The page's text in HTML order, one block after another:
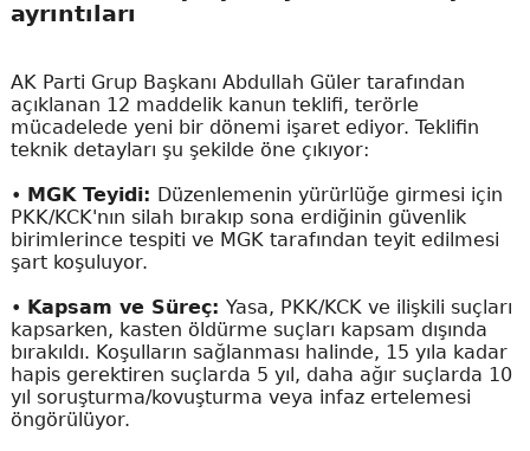
ayrıntıları
AK Parti Grup Başkanı Abdullah Güler tarafından
açıklanan 12 maddelik kanun teklifi, terörle
mücadelede yeni bir dönemi işaret ediyor. Teklifin
teknik detayları şu şekilde öne çıkıyor:
• MGK Teyidi: Düzenlemenin yürürlüğe girmesi için
PKK/KCK'nın silah bırakıp sona erdiğinin güvenlik
birimlerince tespiti ve MGK tarafından teyit edilmesi
şart koşuluyor.
• Kapsam ve Süreç: Yasa, PKK/KCK ve ilişkili suçları
kapsarken, kasten öldürme suçları kapsam dışında
bırakıldı. Koşulların sağlanması halinde, 15 yıla kadar
hapis gerektiren suçlarda 5 yıl, daha ağır suçlarda 10
yıl soruşturma/kovuşturma veya infaz ertelemesi
öngörülüyor.